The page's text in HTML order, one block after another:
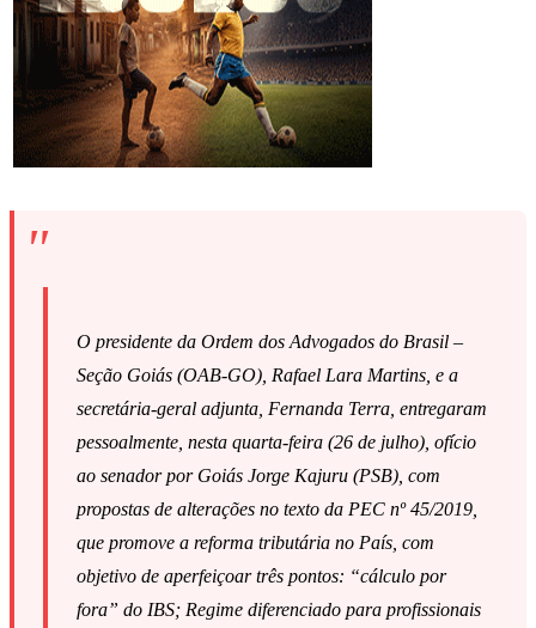
O presidente da Ordem dos Advogados do Brasil –
Seção Goiás (OAB-GO), Rafael Lara Martins, e a
secretária-geral adjunta, Fernanda Terra, entregaram
pessoalmente, nesta quarta-feira (26 de julho), ofício
ao senador por Goiás Jorge Kajuru (PSB), com
propostas de alterações no texto da PEC nº 45/2019,
que promove a reforma tributária no País, com
objetivo de aperfeiçoar três pontos: “cálculo por
fora” do IBS; Regime diferenciado para profissionais